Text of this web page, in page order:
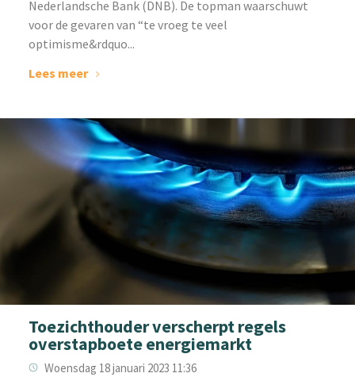
Nederlandsche Bank (DNB). De topman waarschuwt
voor de gevaren van “te vroeg te veel
optimisme&rdquo...
Lees meer
Toezichthouder verscherpt regels
overstapboete energiemarkt
Woensdag 18 januari 2023 11:36